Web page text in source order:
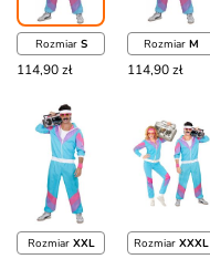
Rozmiar S
114,90 zł
Rozmiar M
114,90 zł
Rozmiar XXL Rozmiar XXXL